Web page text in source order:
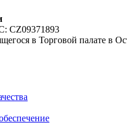
CZ09371893
в Торговой палате в